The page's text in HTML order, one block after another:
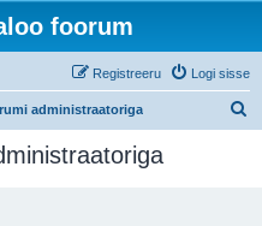
foorum
Logi sisse
Registreeru
administraatoriga